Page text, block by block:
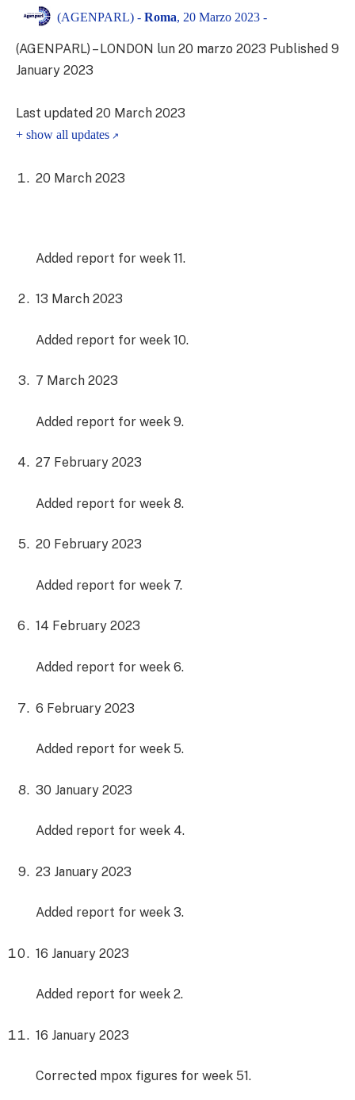
(AGENPARL) - Roma, 20 Marzo 2023 -
(AGENPARL) – LONDON lun 20 marzo 2023 Published 9
January 2023
Last updated 20 March 2023
+ show all updates
20 March 2023
Added report for week 11.
13 March 2023
Added report for week 10.
7 March 2023
Added report for week 9.
27 February 2023
Added report for week 8.
20 February 2023
Added report for week 7.
14 February 2023
Added report for week 6.
6 February 2023
Added report for week 5.
30 January 2023
Added report for week 4.
23 January 2023
Added report for week 3.
16 January 2023
Added report for week 2.
16 January 2023
Corrected mpox figures for week 51.